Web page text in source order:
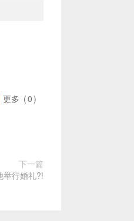
更多 (0)
下一篇
举行婚礼?!